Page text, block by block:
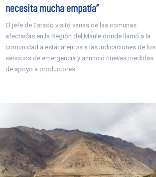
necesita mucha empatía”
El jefe de Estado visitó varias de las comunas
afectadas en la Región del Maule donde llamó a la
comunidad a estar atentos a las indicaciones de los
servicios de emergencia y anunció nuevas medidas
de apoyo a productores.